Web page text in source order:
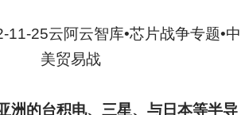
11-25云阿云智库•芯片战争专题•中
美贸易战
洲的台积电、三星、与日本等半导